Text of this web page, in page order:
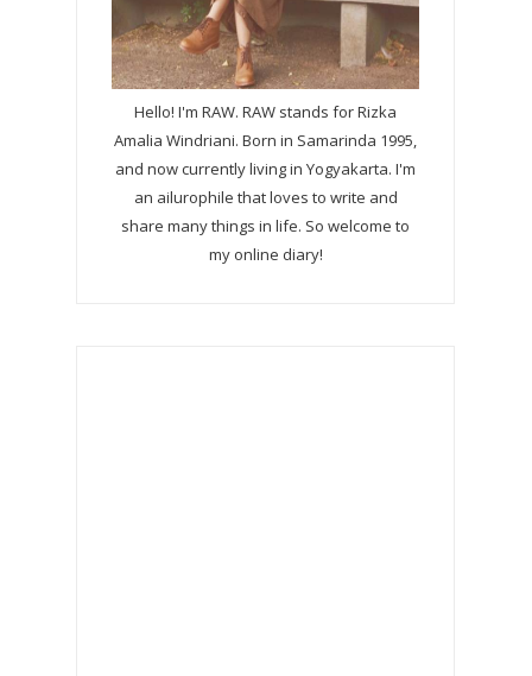
Hello! I'm RAW. RAW stands for Rizka
Amalia Windriani. Born in Samarinda 1995,
and now currently living in Yogyakarta. I'm
an ailurophile that loves to write and
share many things in life. So welcome to
my online diary!